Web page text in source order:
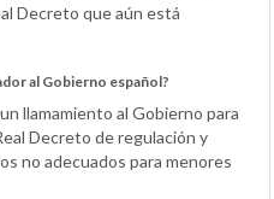
Decreto que aún está
al Gobierno español?
llamamiento al Gobierno para
Decreto de regulación y
no adecuados para menores